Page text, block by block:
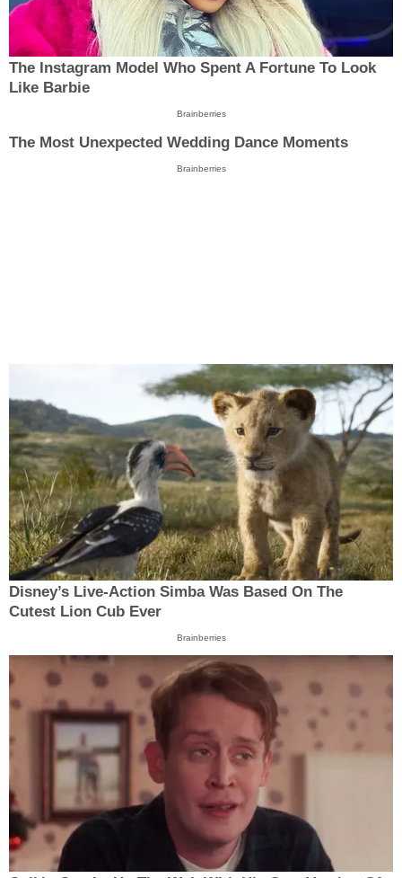
The Instagram Model Who Spent A Fortune To Look
Like Barbie
Brainberries
The Most Unexpected Wedding Dance Moments
Brainberries
Disney’s Live-Action Simba Was Based On The
Cutest Lion Cub Ever
Brainberries